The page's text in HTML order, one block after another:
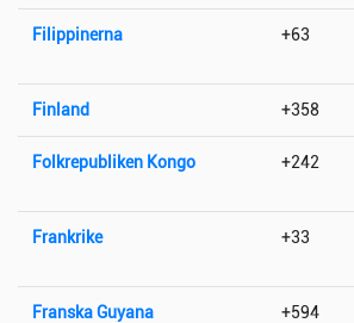
Filippinerna +63
Finland +358
Folkrepubliken Kongo +242
Frankrike +33
Franska Guyana +594